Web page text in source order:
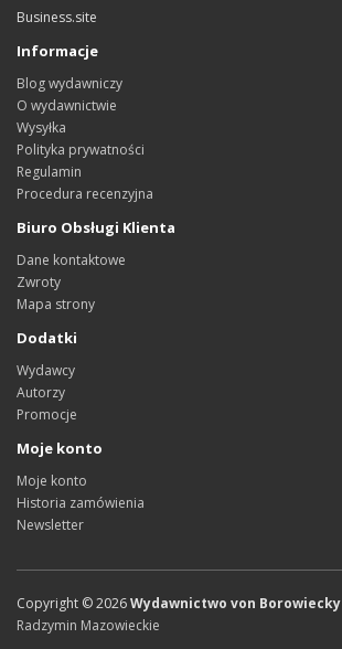
Business.site
Informacje
Blog wydawniczy
O wydawnictwie
Wysyłka
Polityka prywatności
Regulamin
Procedura recenzyjna
Biuro Obsługi Klienta
Dane kontaktowe
Zwroty
Mapa strony
Dodatki
Wydawcy
Autorzy
Promocje
Moje konto
Moje konto
Historia zamówienia
Newsletter
Copyright ©2026Wydawnictwo von Borowiecky
Radzymin Mazowieckie